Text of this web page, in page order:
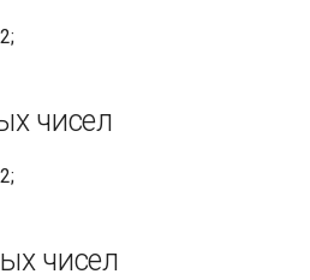
чисел
чисел